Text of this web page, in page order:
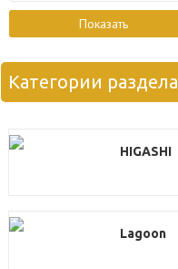
Категории раздела
HIGASHI
Lagoon